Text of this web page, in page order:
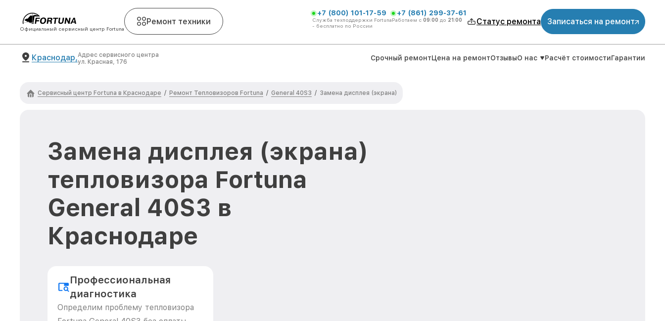
Официальный сервисный центр Fortuna
Ремонт техники
+7 (800) 101-17-59
Служба техподдержки Fortuna
- бесплатно по России
+7 (861) 299-37-61
Работаем с 09:00 до 21:00 Статус ремонта Записаться на ремонт
Краснодар,Адрес сервисного центра
ул. Красная, 176
Срочный ремонтЦена на ремонтОтзывыО нас Расчёт стоимостиГарантии
Сервисный центр Fortuna в Краснодаре / Ремонт Тепловизоров Fortuna / General 40S3 / Замена дисплея (экрана)
Замена дисплея (экрана)
тепловизора Fortuna
General 40S3 в
Краснодаре
Профессиональная
диагностика
Определим проблему тепловизора